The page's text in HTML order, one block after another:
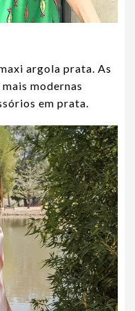
argola prata. As
modernas
em prata.